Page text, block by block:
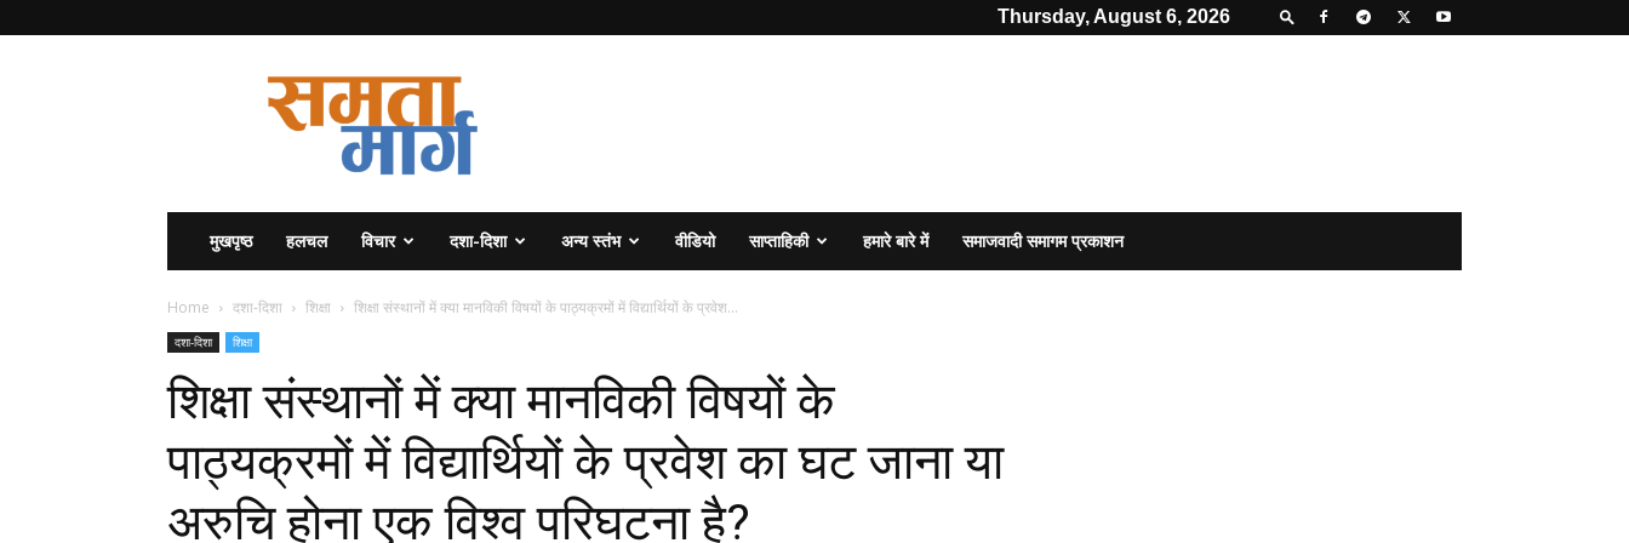
Thursday, August 6, 2026
मुखपृष्ठ हलचल विचार दशा-दिशा अन्य स्तंभ वीडियो साप्ताहिकी हमारे बारे में समाजवादी समागम प्रकाशन
Home दशा-दिशा शिक्षा शिक्षा संस्थानों में क्या मानविकी विषयों के पाठ्यक्रमों में विद्यार्थियों के प्रवेश...
दशा-दिशा शिक्षा
शिक्षा संस्थानों में क्या मानविकी विषयों के
पाठ्यक्रमों में विद्यार्थियों के प्रवेश का घट जाना या
अरुचि होना एक विश्व परिघटना है?